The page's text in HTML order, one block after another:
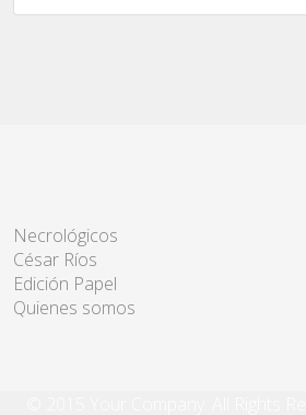
Necrológicos
César Ríos
Edición Papel
Quienes somos